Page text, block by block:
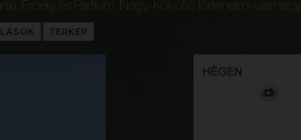
Erdély és Partium Nagy-Küküllő történelmi vármegye
TÉRKÉP